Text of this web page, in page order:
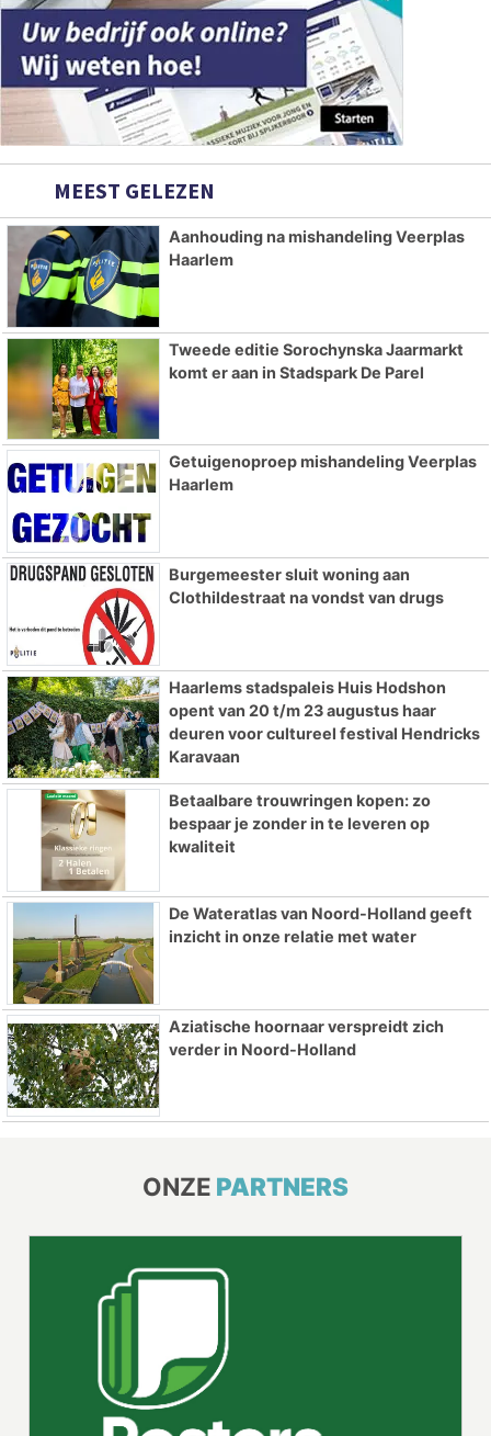
MEEST GELEZEN
Aanhouding na mishandeling Veerplas
Haarlem
Tweede editie Sorochynska Jaarmarkt
komt er aan in Stadspark De Parel
Getuigenoproep mishandeling Veerplas
Haarlem
Burgemeester sluit woning aan
Clothildestraat na vondst van drugs
Haarlems stadspaleis Huis Hodshon
opent van 20 t/m 23 augustus haar
deuren voor cultureel festival Hendricks
Karavaan
Betaalbare trouwringen kopen: zo
bespaar je zonder in te leveren op
kwaliteit
De Wateratlas van Noord-Holland geeft
inzicht in onze relatie met water
Aziatische hoornaar verspreidt zich
verder in Noord-Holland
ONZE PARTNERS